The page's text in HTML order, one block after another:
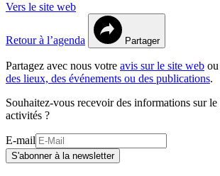
Vers le site web
Retour à l’agenda Partager
Partagez avec nous votre avis sur le site web ou
des lieux, des événements ou des publications.
Souhaitez-vous recevoir des informations sur le
activités ?
E-mail
S'abonner à la newsletter